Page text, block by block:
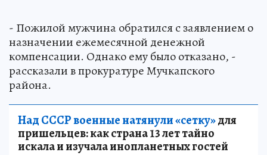
- Пожилой мужчина обратился с заявлением о
назначении ежемесячной денежной
компенсации. Однако ему было отказано, -
рассказали в прокуратуре Мучкапского
района.
Над СССР военные натянули «сетку»для
пришельцев: как страна 13 лет тайно
искала и изучала инопланетных гостей